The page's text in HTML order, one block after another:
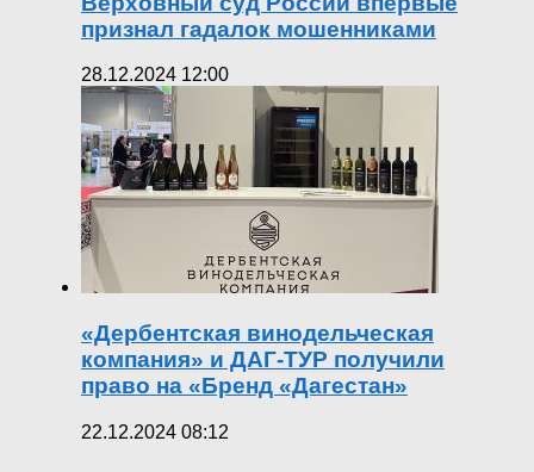
признал гадалок мошенниками
28.12.2024 12:00
«Дербентская винодельческая
компания» и ДАГ-ТУР получили
право на «Бренд «Дагестан»
22.12.2024 08:12